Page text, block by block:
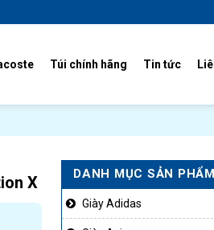
Túi chính hãng Tin tức
DANH MỤC SẢN PHẨM
Giày Adidas
X